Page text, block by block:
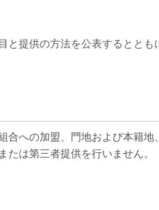
と提供の方法を公表するととも
合への加盟、門地および本籍地
は第三者提供を行いません。